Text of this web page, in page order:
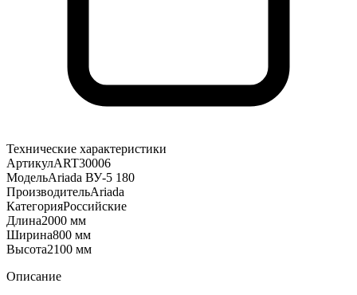
Технические характеристики
АртикулART30006
МодельAriada ВУ-5 180
ПроизводительAriada
КатегорияРоссийские
Длина2000 мм
Ширина800 мм
Высота2100 мм
Описание